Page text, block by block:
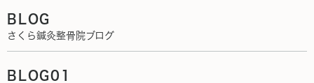
BLOG
さくら鍼灸整骨院ブログ
BLOG01